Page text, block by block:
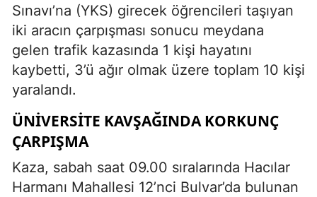
Sınavı’na (YKS) girecek öğrencileri taşıyan
iki aracın çarpışması sonucu meydana
gelen trafik kazasında 1 kişi hayatını
kaybetti, 3’ü ağır olmak üzere toplam 10 kişi
yaralandı.
ÜNIVERSITE KAVŞAĞINDA KORKUNÇ
ÇARPIŞMA
Kaza, sabah saat 09.00 sıralarında Hacılar
Harmanı Mahallesi 12’nci Bulvar’da bulunan